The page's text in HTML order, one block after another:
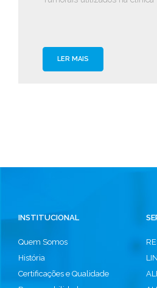
LER MAIS
INSTITUCIONAL
Quem Somos
História
Certificações e Qualidade